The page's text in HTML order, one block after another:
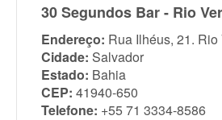
30 Segundos Bar - Rio
Endereço: Rua Ilhéus, 21. Rio
Cidade: Salvador
Estado: Bahia
CEP: 41940-650
Telefone: +55 71 3334-8586